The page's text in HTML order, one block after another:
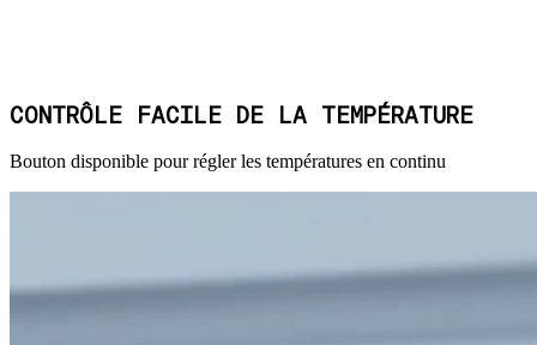
CONTRÔLE FACILE DE LA TEMPÉRATURE
Bouton disponible pour régler les températures en continu